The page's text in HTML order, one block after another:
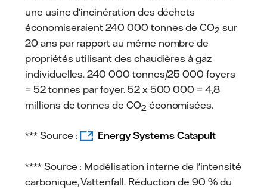
une usine d'incinération des déchets
économiseraient 240 000 tonnes de CO2 sur
20 ans par rapport au même nombre de
propriétés utilisant des chaudières à gaz
individuelles. 240 000 tonnes/25 000 foyers
= 52 tonnes par foyer. 52 x 500 000 = 4,8
millions de tonnes de CO2 économisées.
*** Source : Energy Systems Catapult
**** Source : Modélisation interne de l'intensité
carbonique, Vattenfall. Réduction de 90 % du